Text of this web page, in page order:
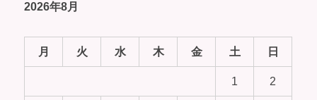
2026年8月
月 火 水 木 金 土 日
1 2